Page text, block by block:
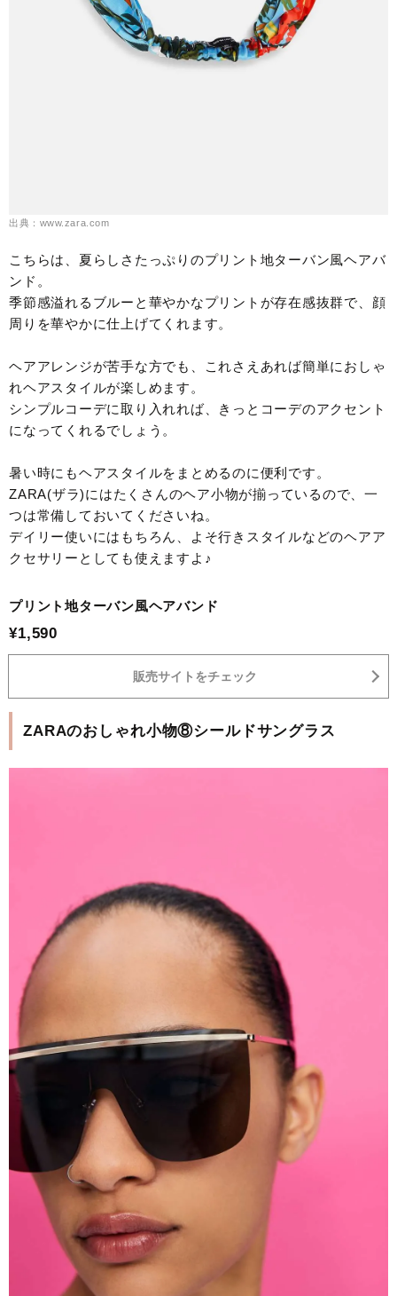
出典：www.zara.com
こちらは、夏らしさたっぷりのプリント地ターバン風ヘアバ
ンド。
季節感溢れるブルーと華やかなプリントが存在感抜群で、顔
周りを華やかに仕上げてくれます。
ヘアアレンジが苦手な方でも、これさえあれば簡単におしゃ
れヘアスタイルが楽しめます。
シンプルコーデに取り入れれば、きっとコーデのアクセント
になってくれるでしょう。
暑い時にもヘアスタイルをまとめるのに便利です。
ZARA(ザラ)にはたくさんのヘア小物が揃っているので、一
つは常備しておいてくださいね。
デイリー使いにはもちろん、よそ行きスタイルなどのヘアア
クセサリーとしても使えますよ♪
プリント地ターバン風ヘアバンド
¥1,590
販売サイトをチェック
ZARAのおしゃれ小物⑧シールドサングラス